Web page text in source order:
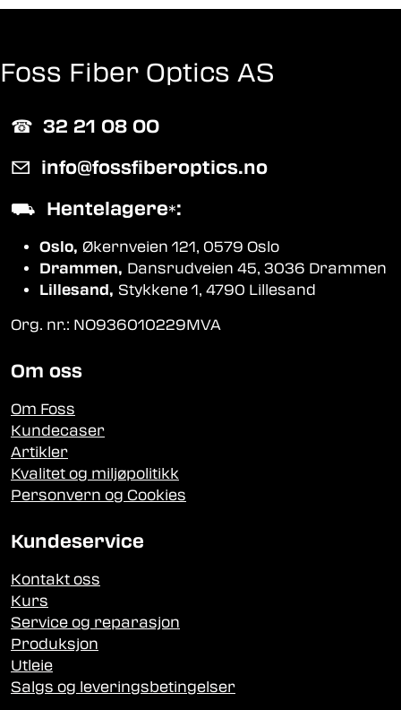
Foss Fiber Optics AS
☎︎ 32 21 08 00
✉ info@fossfiberoptics.no
⛟ Hentelagere*:
Oslo, Økernveien 121, 0579 Oslo
Drammen, Dansrudveien 45, 3036 Drammen
Lillesand, Stykkene 1, 4790 Lillesand
Org. nr.: NO936010229MVA
Om oss
Om Foss
Kundecaser
Artikler
Kvalitet og miljøpolitikk
Personvern og Cookies
Kundeservice
Kontakt oss
Kurs
Service og reparasjon
Produksjon
Utleie
Salgs og leveringsbetingelser